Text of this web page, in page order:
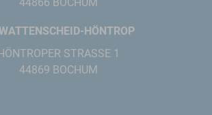
HÖNTROP
STRASSE 1
44869 BOCHUM